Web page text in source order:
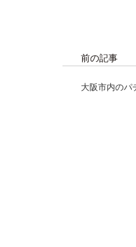
前の記事
大阪市内のパ